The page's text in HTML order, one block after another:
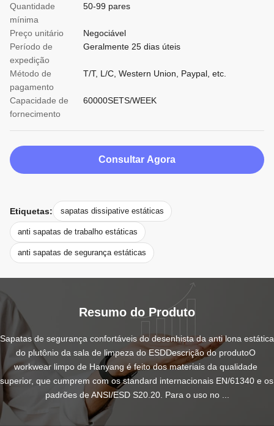
Quantidade
mínima
50-99 pares
Preço unitário
Negociável
Período de
expedição
Geralmente 25 dias úteis
Método de
pagamento
T/T, L/C, Western Union, Paypal, etc.
Capacidade de
fornecimento
60000SETS/WEEK
Consultar Agora
Etiquetas: sapatas dissipative estáticas
anti sapatas de trabalho estáticas
anti sapatas de segurança estáticas
Resumo do Produto
Sapatas de segurança confortáveis do desenhista da anti lona estática
do plutônio da sala de limpeza do ESDDescrição do produtoO
workwear limpo de Hanyang é feito dos materiais da qualidade
superior, que cumprem com os standard internacionais EN/61340 e os
padrões de ANSI/ESD S20.20. Para o uso no ...